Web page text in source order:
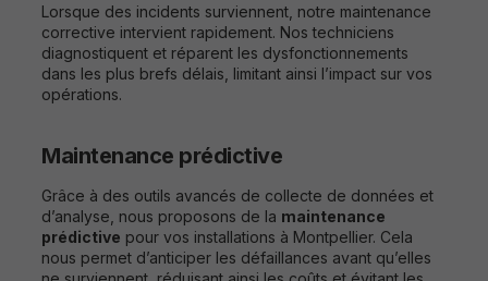
Lorsque des incidents surviennent, notre maintenance
corrective intervient rapidement. Nos techniciens
diagnostiquent et réparent les dysfonctionnements
dans les plus brefs délais, limitant ainsi l’impact sur vos
opérations.
Maintenance prédictive
Grâce à des outils avancés de collecte de données et
d’analyse, nous proposons de la maintenance
prédictive pour vos installations à Montpellier. Cela
nous permet d’anticiper les défaillances avant qu’elles